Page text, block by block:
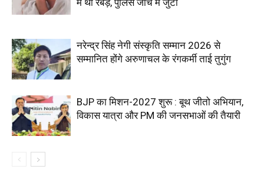
नरेन्द्र सिंह नेगी संस्कृति सम्मान 2026 से
सम्मानित होंगे अरुणाचल के रंगकर्मी ताई तुगुंग
BJP का मिशन-2027 शुरू : बूथ जीतो अभियान,
विकास यात्रा और PM की जनसभाओं की तैयारी